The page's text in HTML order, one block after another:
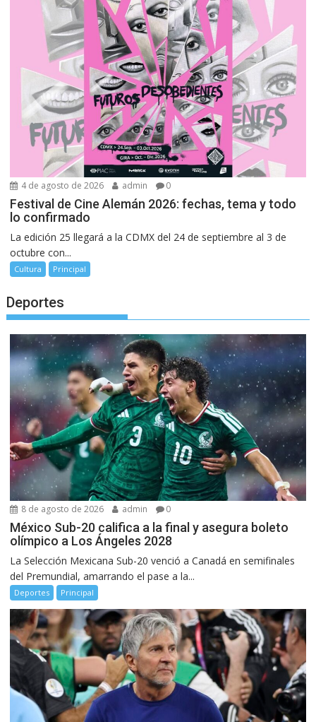
4 de agosto de 2026 admin 0
Festival de Cine Alemán 2026: fechas, tema y todo
lo confirmado
La edición 25 llegará a la CDMX del 24 de septiembre al 3 de
octubre con...
Cultura Principal
Deportes
8 de agosto de 2026 admin 0
México Sub-20 califica a la final y asegura boleto
olímpico a Los Ángeles 2028
La Selección Mexicana Sub-20 venció a Canadá en semifinales
del Premundial, amarrando el pase a la...
Deportes Principal